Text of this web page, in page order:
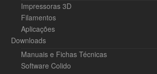
Impressoras 3D
Filamentos
Aplicações
Downloads
Manuais e Fichas Técnicas
Software Colido